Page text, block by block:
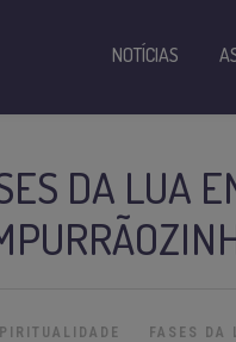
DA LUA
FASES DA
NOTÍCIAS